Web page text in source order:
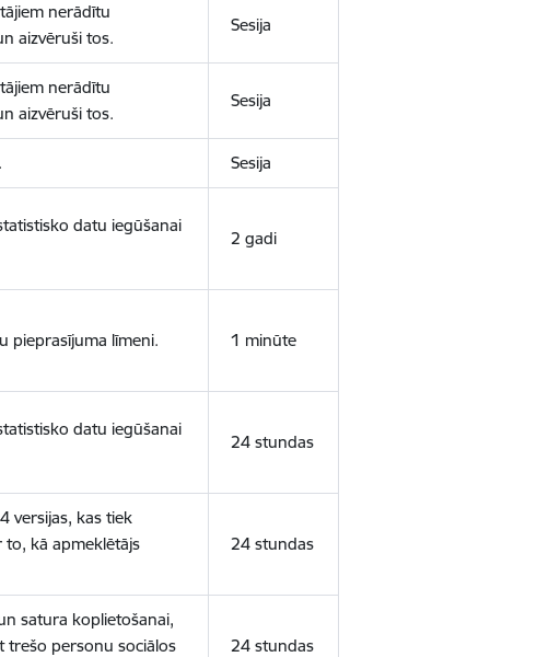
nerādītu
aizvēruši tos.
Sesija
nerādītu
aizvēruši tos.
Sesija
Sesija
datu iegūšanai
2 gadi
pieprasījuma līmeni. 1 minūte
datu iegūšanai
24 stundas
versijas, kas tiek
kā apmeklētājs
24 stundas
satura koplietošanai,
trešo personu sociālos
24 stundas